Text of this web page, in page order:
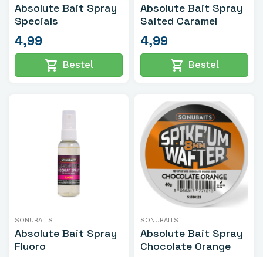
Absolute Bait Spray
Specials
4,99
shopping_cart Bestel
Absolute Bait Spray
Salted Caramel
4,99
shopping_cart Bestel
SONUBAITS
Absolute Bait Spray
Fluoro
SONUBAITS
Absolute Bait Spray
Chocolate Orange